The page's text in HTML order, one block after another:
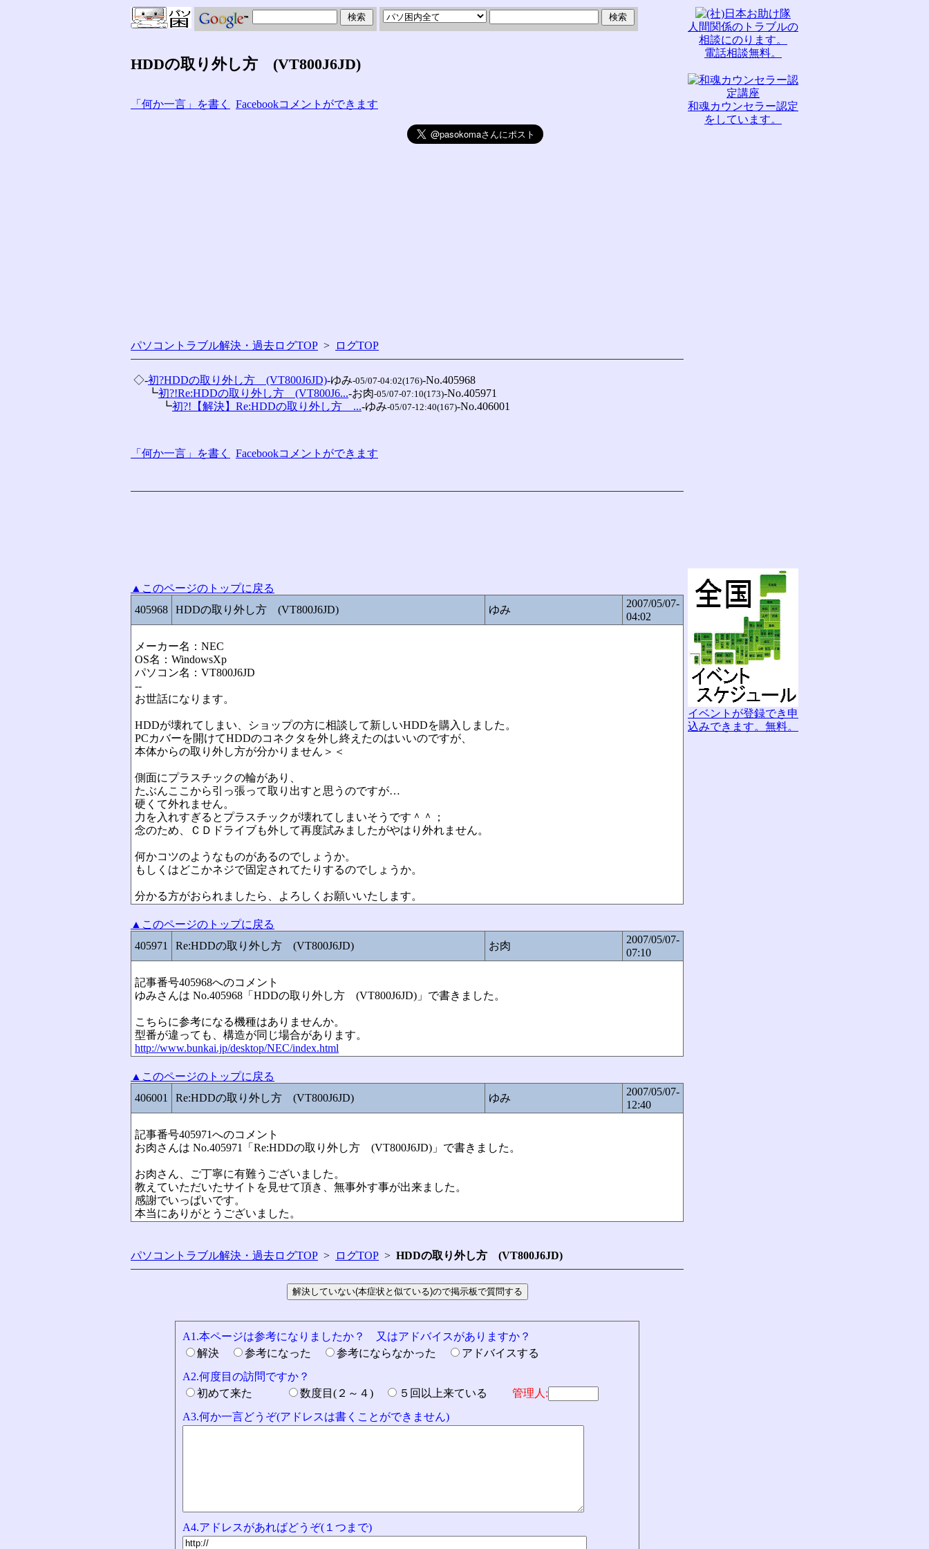
HDDの取り外し方 (VT800J6JD)
「何か一言」を書く Facebookコメントができます
パソコントラブル解決・過去ログTOP > ログTOP
◇-初?HDDの取り外し方　(VT800J6JD)-ゆみ-05/07-04:02(176)-No.405968
┗初?!Re:HDDの取り外し方　(VT800J6...-お肉-05/07-07:10(173)-No.405971
┗初?!【解決】Re:HDDの取り外し方　...-ゆみ-05/07-12:40(167)-No.406001
「何か一言」を書く Facebookコメントができます
▲このページのトップに戻る
405968
HDDの取り外し方 (VT800J6JD) ゆみ
2007/05/07-
04:02
メーカー名：NEC
OS名：WindowsXp
パソコン名：VT800J6JD
--
お世話になります。
HDDが壊れてしまい、ショップの方に相談して新しいHDDを購入しました。
PCカバーを開けてHDDのコネクタを外し終えたのはいいのですが、
本体からの取り外し方が分かりません＞＜
側面にプラスチックの輪があり、
たぶんここから引っ張って取り出すと思うのですが…
硬くて外れません。
力を入れすぎるとプラスチックが壊れてしまいそうです＾＾；
念のため、ＣＤドライブも外して再度試みましたがやはり外れません。
何かコツのようなものがあるのでしょうか。
もしくはどこかネジで固定されてたりするのでしょうか。
分かる方がおられましたら、よろしくお願いいたします。
▲このページのトップに戻る
405971
Re:HDDの取り外し方 (VT800J6JD) お肉
2007/05/07-
07:10
記事番号405968へのコメント
ゆみさんは No.405968「HDDの取り外し方 (VT800J6JD)」で書きました。
こちらに参考になる機種はありませんか。
型番が違っても、構造が同じ場合があります。
http://www.bunkai.jp/desktop/NEC/index.html
▲このページのトップに戻る
406001
Re:HDDの取り外し方 (VT800J6JD) ゆみ
2007/05/07-
12:40
記事番号405971へのコメント
お肉さんは No.405971「Re:HDDの取り外し方 (VT800J6JD)」で書きました。
お肉さん、ご丁寧に有難うございました。
教えていただいたサイトを見せて頂き、無事外す事が出来ました。
感謝でいっぱいです。
本当にありがとうございました。
パソコントラブル解決・過去ログTOP > ログTOP > HDDの取り外し方 (VT800J6JD)
A1.本ページは参考になりましたか？ 又はアドバイスがありますか？
解決
参考になった 参考にならなかった
アドバイスする
A2.何度目の訪問ですか？
初めて来た
数度目(２～４) ５回以上来ている 管理人:
A3.何か一言どうぞ(アドレスは書くことができません)
A4.アドレスがあればどうぞ(１つまで)
人間関係のトラブルの
相談にのります。
電話相談無料。
和魂カウンセラー認定
をしています。
イベントが登録でき申
込みできます。無料。